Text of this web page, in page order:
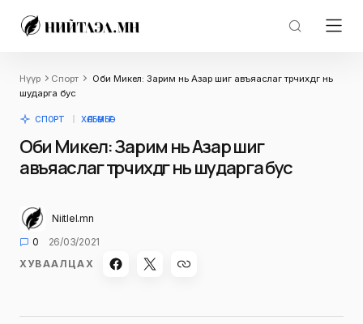
Нүүр Спорт
Оби Микел: Зарим нь Азар шиг авъяаслаг төрчихдөг нь
шударга бус
СПОРТ ХӨЛБӨМБӨГ
Оби Микел: Зарим нь Азар шиг
авъяаслаг төрчихдөг нь шударга бус
Niitlel.mn
0
26/03/2021
ХУВААЛЦАХ